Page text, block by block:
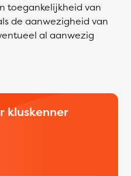
toegankelijkheid van
de aanwezigheid van
al aanwezig
kluskenner